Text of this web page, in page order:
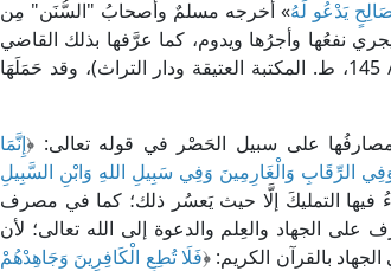
يَدْعُو لَهُ» أخرجه مسلمٌ وأصحابُ "السُّنَن" مِن
نفعُها وأجرُها ويدوم، كما عرَّفها بذلك القاضي
عياض المالكي في كتابه "مشارق الأنوار على صحاح الآثار" (1/ 145، ط. المكتبة العتيقة ودار التراث)، وقد حَمَلَهَا
على سبيل الحَصْر في قوله تعالى: ﴿إِنَّمَا
الرِّقَابِ وَالْغَارِمِينَ وَفِي سَبِيلِ اللهِ وَابْنِ السَّبِيلِ
العلماءُ فيها التمليكَ إلَّا حيث يَعسُر ذلك؛ كما في مصرف
الجهاد والعِلم والدعوة إلى الله تعالى؛ لأن
بالقرآن الكريم: ﴿فَلَا تُطِعِ الْكَافِرِينَ وَجَاهِدْهُمْ